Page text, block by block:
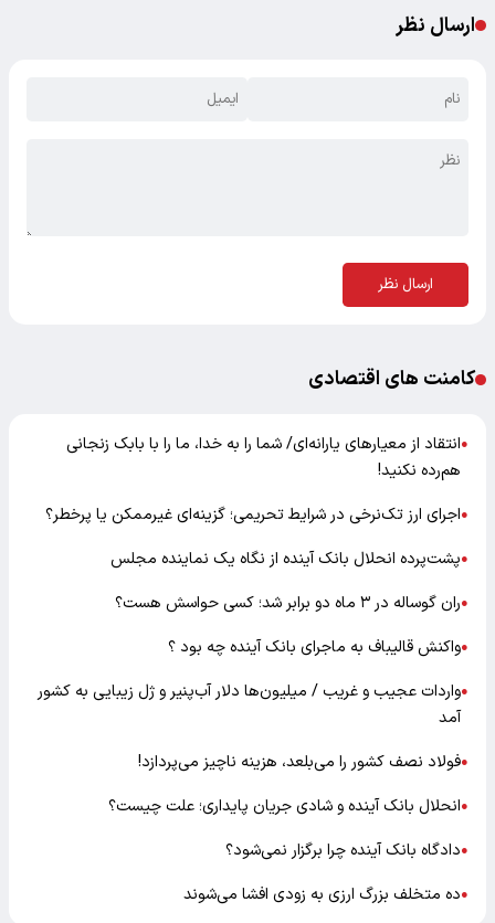
ارسال نظر
ارسال نظر
کامنت های اقتصادی
●انتقاد از معیارهای یارانه‌ای/ شما را به خدا، ما را با بابک زنجانی
هم‌رده نکنید!
●اجرای ارز تک‌نرخی در شرایط تحریمی؛ گزینه‌ای غیرممکن یا پرخطر؟
●پشت‌پرده انحلال بانک آینده از نگاه یک نماینده مجلس
●ران گوساله در ۳ ماه دو برابر شد؛ کسی حواسش هست؟
●واکنش قالیباف به ماجرای بانک آینده چه بود ؟
●واردات عجیب و غریب / میلیون‌ها دلار آب‌پنیر و ژل زیبایی به کشور
آمد
●فولاد نصف کشور را می‌بلعد، هزینه ناچیز می‌پردازد!
●انحلال بانک آینده و شادی جریان پایداری؛ علت چیست؟
●دادگاه بانک آینده چرا برگزار نمی‌شود؟
●ده متخلف بزرگ ارزی به زودی افشا می‌شوند